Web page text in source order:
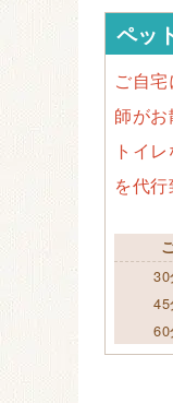
ペッ
ご自
師がお
トイ
を代行